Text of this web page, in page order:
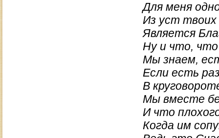
Для меня
Из уст
Является
Ну и что,
Мы знаем,
Если есть
В
Мы вместе
И что
Когда им